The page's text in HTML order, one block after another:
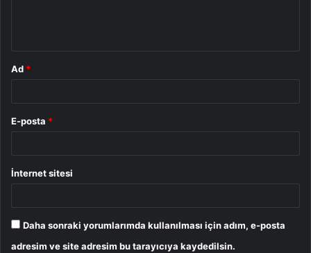
Ad *
E-posta *
İnternet sitesi
Daha sonraki yorumlarımda kullanılması için adım, e-posta
adresim ve site adresim bu tarayıcıya kaydedilsin.